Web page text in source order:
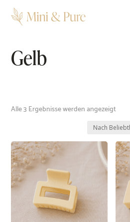
Gelb
Alle 3 Ergebnisse werden angezeigt